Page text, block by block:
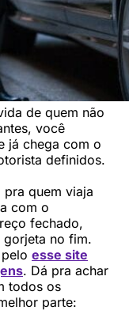
de quem não
você
já chega com o
definidos.
pra quem viaja
com o
fechado,
gorjeta no fim.
esse site
. Dá pra achar
todos os
parte: